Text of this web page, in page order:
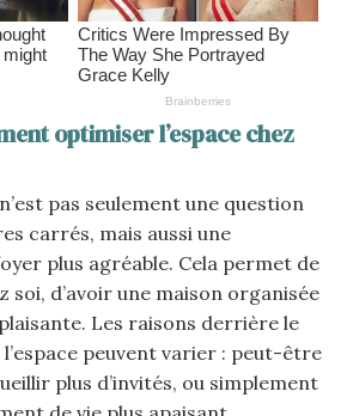
optimiser l’espace chez
pas seulement une question
carrés, mais aussi une
plus agréable. Cela permet de
soi, d’avoir une maison organisée
Les raisons derrière le
peuvent varier : peut-être
plus d’invités, ou simplement